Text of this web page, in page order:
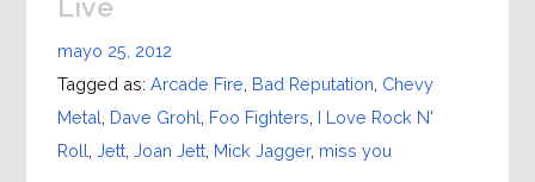
mayo 25, 2012
Tagged as: Arcade Fire Bad Reputation Chevy
Metal Dave Grohl Foo Fighters I Love Rock N'
Roll Jett, Joan Jett, Mick Jagger, miss you